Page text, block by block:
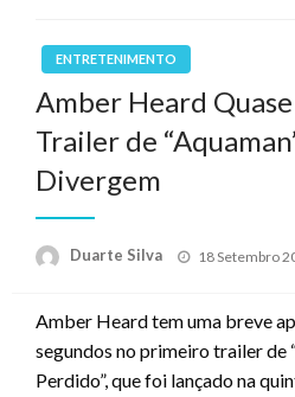
ENTRETENIMENTO
Amber Heard
Trailer de
Divergem
Duarte Silva
Posted
18 Setembro
Amber Heard tem uma breve
segundos no primeiro trailer de
Perdido”, que foi lançado na